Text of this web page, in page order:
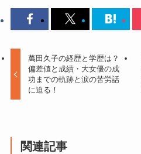
萬田久子の経歴と学歴は？
偏差値と成績・大女優の成
功までの軌跡と涙の苦労話
に迫る！
関連記事